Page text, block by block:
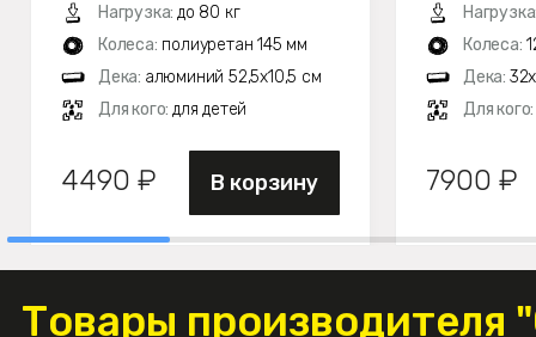
Нагрузка: до 80 кг
Колеса: полиуретан 145 мм
Дека: алюминий 52,5х10,5 см
Для кого: для детей
4490 ₽ В корзину
Колеса:
Дека:
Для кого:
7900 ₽
Товары производителя